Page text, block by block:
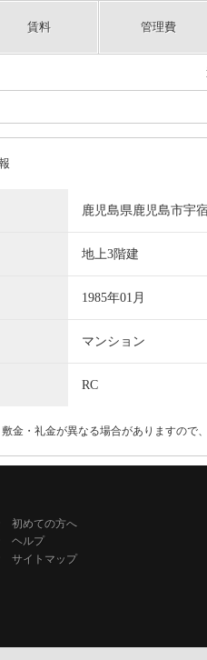
賃料 管理費
鹿児島県鹿児島市宇
地上3階建
1985年01月
マンション
RC
金・礼金が異なる場合がありますので
初めての方へ
ヘルプ
サイトマップ